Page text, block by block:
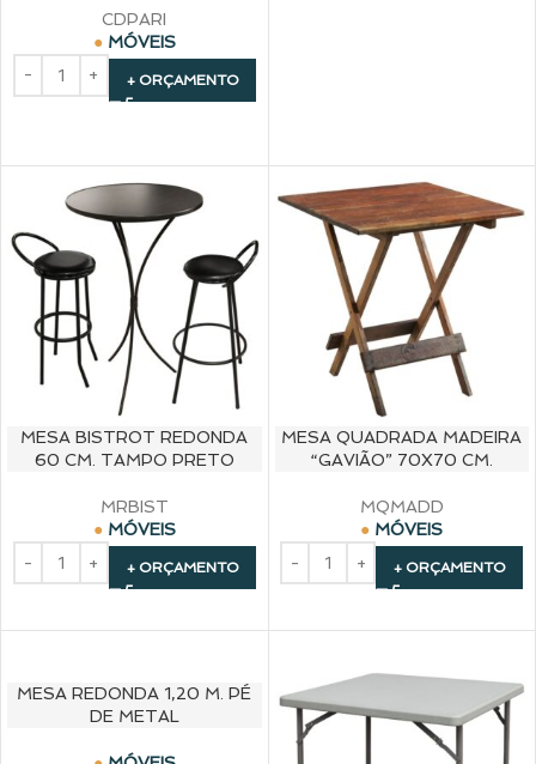
CDPARI
MÓVEIS
+ ORÇAMENTO
MESA BISTROT REDONDA
60 CM. TAMPO PRETO
MRBIST
MÓVEIS
+ ORÇAMENTO
MESA QUADRADA MADEIRA
“GAVIÃO” 70X70 CM.
MQMADD
MÓVEIS
+ ORÇAMENTO
MESA REDONDA 1,20 M. PÉ
DE METAL